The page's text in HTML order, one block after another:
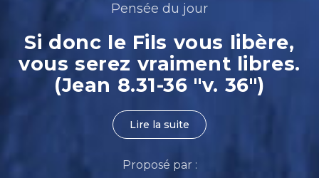
Pensée du jour
Si donc le Fils vous libère,
vous serez vraiment libres.
(Jean 8.31-36 "v. 36")
Lire la suite
Proposé par :